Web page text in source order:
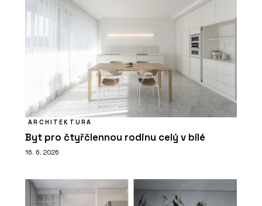
ARCHITEKTURA
Byt pro čtyřčlennou rodinu celý v bílé
16. 6. 2026